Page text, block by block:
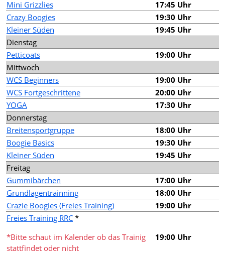
Mini Grizzlies
17:45 Uhr
Crazy Boogies
19:30 Uhr
Kleiner Süden
19:45 Uhr
Dienstag
Petticoats
19:00 Uhr
Mittwoch
WCS Beginners
19:00 Uhr
WCS Fortgeschrittene
20:00 Uhr
YOGA
17:30 Uhr
Donnerstag
Breitensportgruppe
18:00 Uhr
Boogie Basics
19:30 Uhr
Kleiner Süden
19:45 Uhr
Freitag
Gummibärchen
17:00 Uhr
Grundlagentrainning
18:00 Uhr
Crazie Boogies (Freies Training)
19:00 Uhr
Freies Training RRC *
*Bitte schaut im Kalender ob das Trainig
stattfindet oder nicht
19:00 Uhr